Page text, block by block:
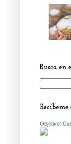
Busca en
Objetivo: